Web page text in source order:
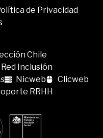
de Privacidad
Chile
Red Inclusión
Nicweb
Clicweb
RRHH